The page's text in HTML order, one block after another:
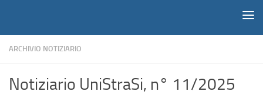
ARCHIVIO NOTIZIARIO
Notiziario UniStraSi, n° 11/2025